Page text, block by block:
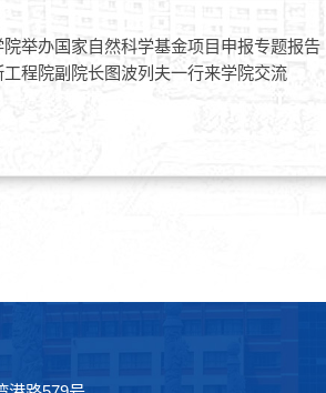
院举办国家自然科学基金项目申报专题报告
工程院副院长图波列夫一行来学院交流